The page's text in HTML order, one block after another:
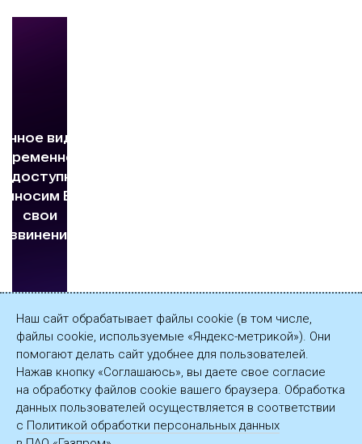
Наш сайт обрабатывает файлы cookie (в том числе,
файлы cookie, используемые «Яндекс-метрикой»). Они
помогают делать сайт удобнее для пользователей.
Нажав кнопку «Соглашаюсь», вы даете свое согласие
на обработку файлов cookie вашего браузера. Обработка
данных пользователей осуществляется в соответствии
с Политикой обработки персональных данных